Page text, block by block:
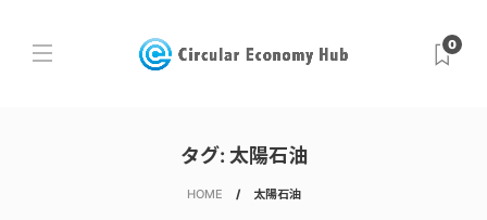
0
タグ: 太陽石油
HOME 太陽石油